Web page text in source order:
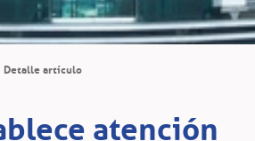
Detalle artículo
atención